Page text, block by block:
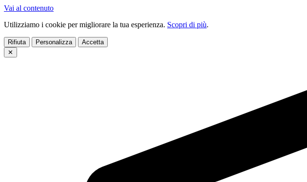
Vai al contenuto
Utilizziamo i cookie per migliorare la tua esperienza. Scopri di più.
Rifiuta Personalizza
Accetta
✕